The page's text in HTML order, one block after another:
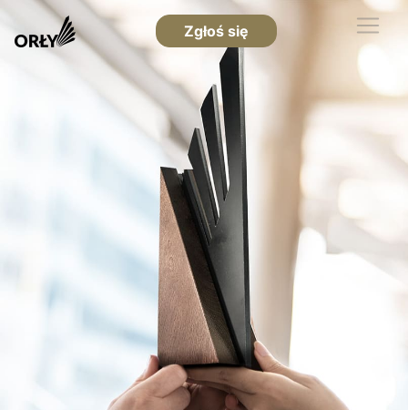
Zgłoś się